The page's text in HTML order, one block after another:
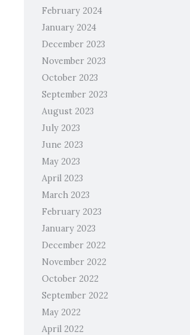
February 2024
January 2024
December 2023
November 2023
October 2023
September 2023
August 2023
July 2023
June 2023
May 2023
April 2023
March 2023
February 2023
January 2023
December 2022
November 2022
October 2022
September 2022
May 2022
April 2022